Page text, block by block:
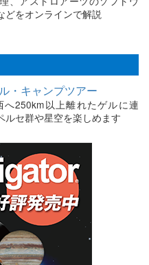
どをオンラインで解説
・キャンプツアー
250km以上離れたゲルに連
ルセ群や星空を楽しめます